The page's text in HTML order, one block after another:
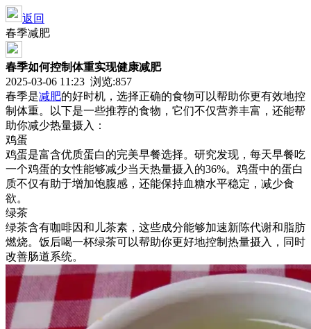
返回
春季减肥
春季如何控制体重实现健康减肥
2025-03-06 11:23 浏览:857
春季是减肥的好时机，选择正确的食物可以帮助你更有效地控
制体重。以下是一些推荐的食物，它们不仅营养丰富，还能帮
助你减少热量摄入：
鸡蛋
鸡蛋是富含优质蛋白的完美早餐选择。研究发现，每天早餐吃
一个鸡蛋的女性能够减少当天热量摄入的36%。鸡蛋中的蛋白
质不仅有助于增加饱腹感，还能保持血糖水平稳定，减少食
欲。
绿茶
绿茶含有咖啡因和儿茶素，这些成分能够加速新陈代谢和脂肪
燃烧。饭后喝一杯绿茶可以帮助你更好地控制热量摄入，同时
改善肠道系统。